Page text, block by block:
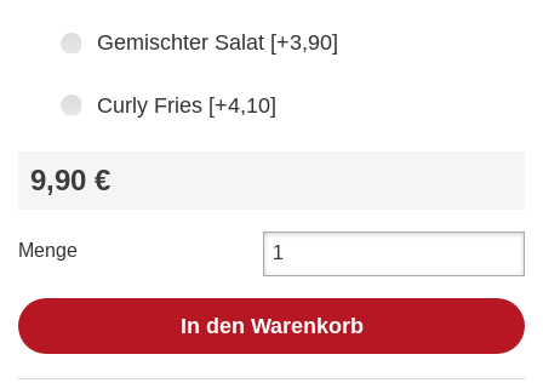
Gemischter Salat [+3,90]
Curly Fries [+4,10]
9,90 €
Menge
In den Warenkorb